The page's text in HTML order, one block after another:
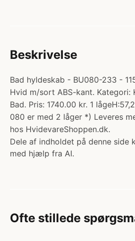
Beskrivelse
Bad hyldeskab - BU080-233 -
Hvid m/sort ABS-kant. Kategori:
Bad. Pris: 1740.00 kr. 1
080 er med 2 låger *) Leveres
hos HvidevareShoppen.dk.
Dele af indholdet på denne side
med hjælp fra AI.
Ofte stillede